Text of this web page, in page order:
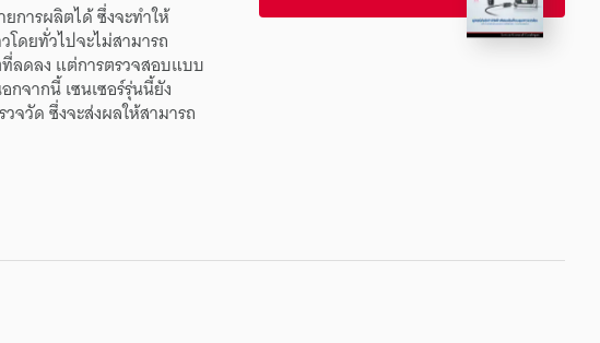
ยการผลิตได้ซึ่งจะทำให้
โดยทั่วไปจะไม่สามารถ
ที่ลดลง แต่การตรวจสอบแบบ
กจากนี้เซนเซอร์รุ่นนี้ยัง
วจวัดซึ่งจะส่งผลให้สามารถ